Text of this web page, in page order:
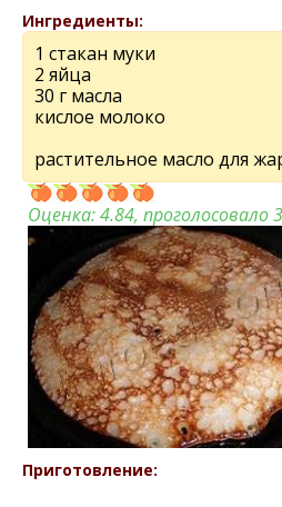
Ингредиенты:
1 стакан муки
2 яйца
30 г масла
кислое молоко
растительное масло для
Оценка:4.84, проголосовало
Приготовление: